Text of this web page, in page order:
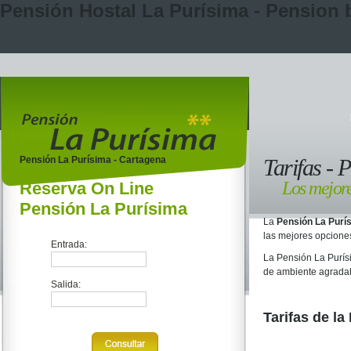
Pensión Hostal La Purísima - Pension
Pensión La Purísima - Cartagena
Reserva On Line
Pensión La Purísima
Entrada:
Salida:
Tarifas -
Los
LaPensión La
las mejores
La Pensión La
de ambiente
Tarifas de la